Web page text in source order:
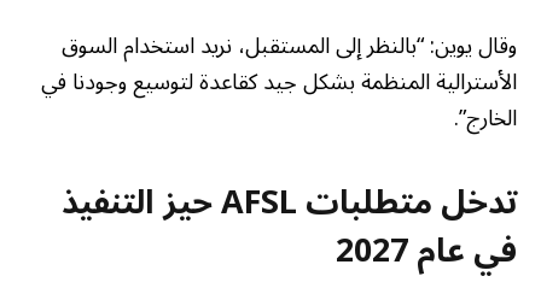
وقال يوين: “بالنظر إلى المستقبل، نريد استخدام السوق
الأسترالية المنظمة بشكل جيد كقاعدة لتوسيع وجودنا في
الخارج”.
تدخل متطلبات AFSL حيز التنفيذ
في عام 2027